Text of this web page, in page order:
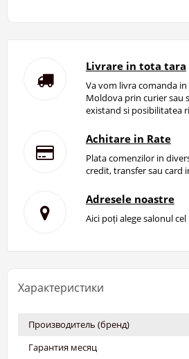
Livrare in tota tara
Va vom livra comanda
Moldova prin curier sau
existand si posibilitatea
Achitare in Rate
Plata comenzilor in
credit, transfer sau card
Adresele noastre
Aici poți alege salonul
Характеристики
Производитель (бренд)
Гарантия месяц